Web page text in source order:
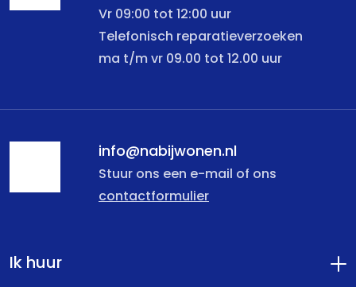
Vr 09:00 tot 12:00 uur
Telefonisch reparatieverzoeken
ma t/m vr 09.00 tot 12.00 uur
info@nabijwonen.nl
Stuur ons een e-mail of ons
contactformulier
Ik huur